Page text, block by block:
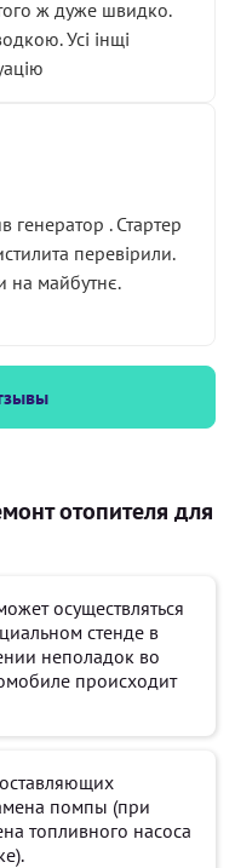
ж дуже швидко.
Усі інщі
генератор . Стартер
перевірили.
на майбутнє.
отопителя для
осуществляться
стенде в
неполадок во
происходит
помпы (при
топливного насоса